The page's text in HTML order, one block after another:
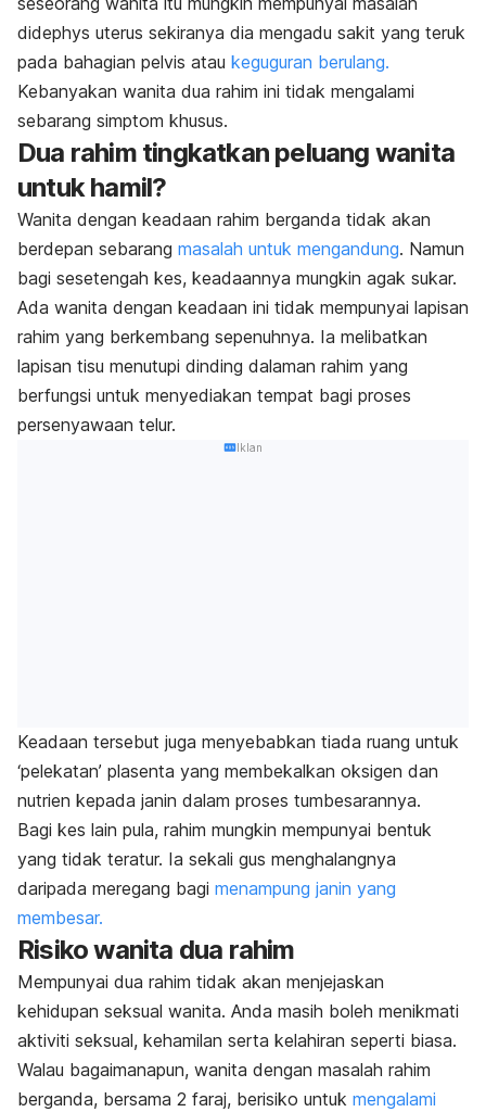
didephys uterus sekiranya dia mengadu sakit yang teruk
pada bahagian pelvis atau keguguran berulang.
Kebanyakan wanita dua rahim ini tidak mengalami
sebarang simptom khusus.
Dua rahim tingkatkan peluang wanita
untuk hamil?
Wanita dengan keadaan rahim berganda tidak akan
berdepan sebarang masalah untuk mengandung. Namun
bagi sesetengah kes, keadaannya mungkin agak sukar.
Ada wanita dengan keadaan ini tidak mempunyai lapisan
rahim yang berkembang sepenuhnya. Ia melibatkan
lapisan tisu menutupi dinding dalaman rahim yang
berfungsi untuk menyediakan tempat bagi proses
persenyawaan telur.
Iklan
Keadaan tersebut juga menyebabkan tiada ruang untuk
‘pelekatan’ plasenta yang membekalkan oksigen dan
nutrien kepada janin dalam proses tumbesarannya.
Bagi kes lain pula, rahim mungkin mempunyai bentuk
yang tidak teratur. Ia sekali gus menghalangnya
daripada meregang bagi menampung janin yang
membesar.
Risiko wanita dua rahim
Mempunyai dua rahim tidak akan menjejaskan
kehidupan seksual wanita. Anda masih boleh menikmati
aktiviti seksual, kehamilan serta kelahiran seperti biasa.
Walau bagaimanapun, wanita dengan masalah rahim
berganda, bersama 2 faraj, berisiko untuk mengalami